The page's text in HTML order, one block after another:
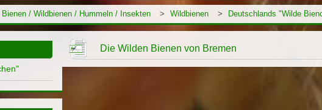
Bienen / Wildbienen / Hummeln / Insekten > Wildbienen > Deutschlands "Wilde
Die Wilden Bienen von Bremen